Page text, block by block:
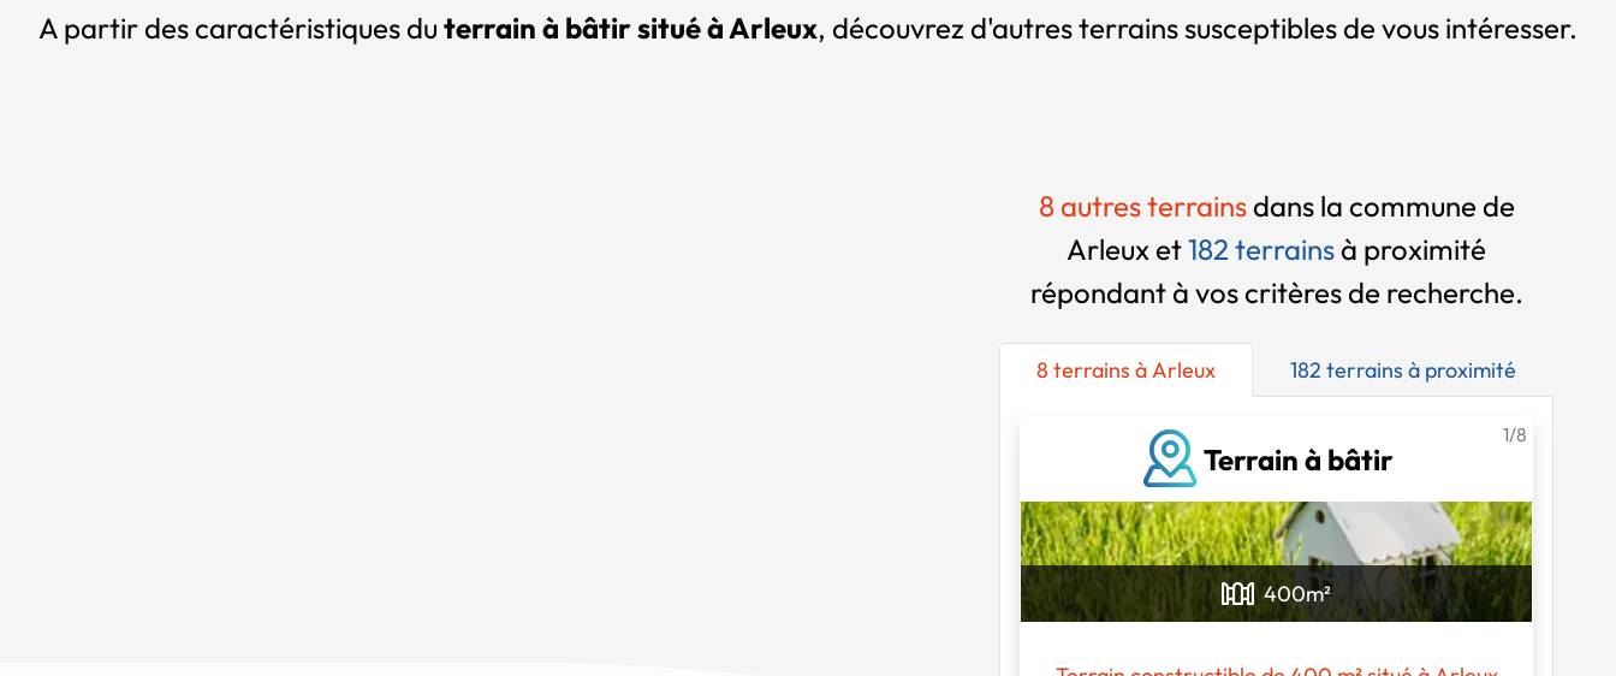
A partir des caractéristiques du terrain à bâtir situé à Arleux, découvrez d'autres terrains susceptibles de vous intéresser.
8 autres terrainsdans la commune de
Arleux et182 terrainsà proximité
répondant à vos critères de recherche.
8 terrains à Arleux 182 terrains à proximité
Terrain à bâtir
1/8
400m²